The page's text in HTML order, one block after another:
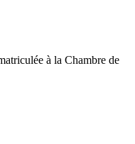
à la Chambre de